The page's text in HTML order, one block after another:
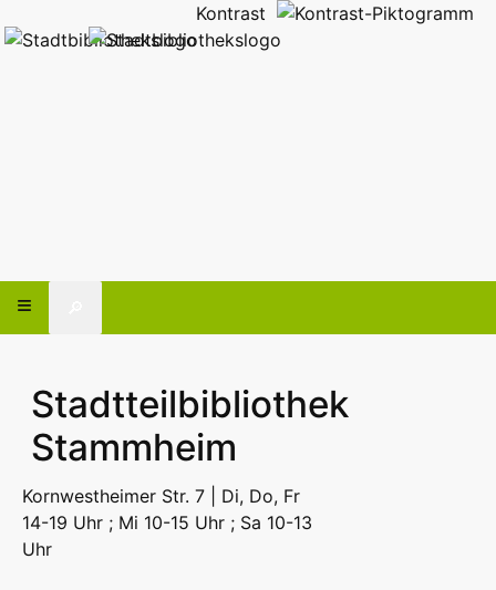
Kontrast
Stadtteilbibliothek
Stammheim
Kornwestheimer Str. 7 | Di, Do, Fr
14-19 Uhr ; Mi 10-15 Uhr ; Sa 10-13
Uhr